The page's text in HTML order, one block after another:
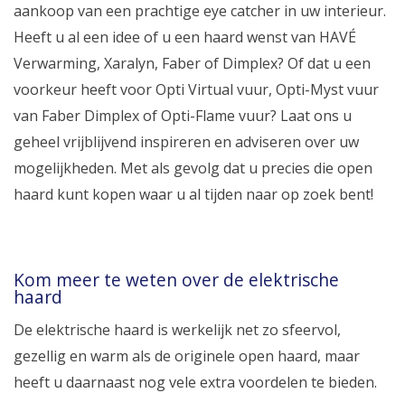
aankoop van een prachtige eye catcher in uw interieur.
Heeft u al een idee of u een haard wenst van HAVÉ
Verwarming, Xaralyn, Faber of Dimplex? Of dat u een
voorkeur heeft voor Opti Virtual vuur, Opti-Myst vuur
van Faber Dimplex of Opti-Flame vuur? Laat ons u
geheel vrijblijvend inspireren en adviseren over uw
mogelijkheden. Met als gevolg dat u precies die open
haard kunt kopen waar u al tijden naar op zoek bent!
Kom meer te weten over de elektrische
haard
De elektrische haard is werkelijk net zo sfeervol,
gezellig en warm als de originele open haard, maar
heeft u daarnaast nog vele extra voordelen te bieden.